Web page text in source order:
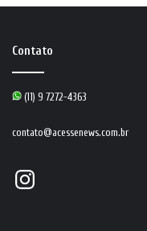
Contato
(11) 9 7272-4363
contato@acessenews.com.br
Instagram